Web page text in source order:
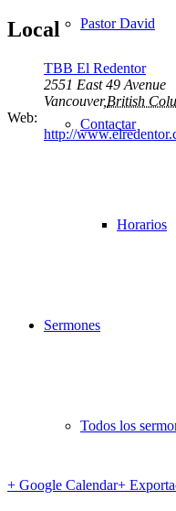
Pastor David
Contactar
Horarios
Sermones
Todos los
Local
TBB El Redentor
2551 East 49 Avenue
Vancouver,British
Web:
http://
+ Google Calendar+